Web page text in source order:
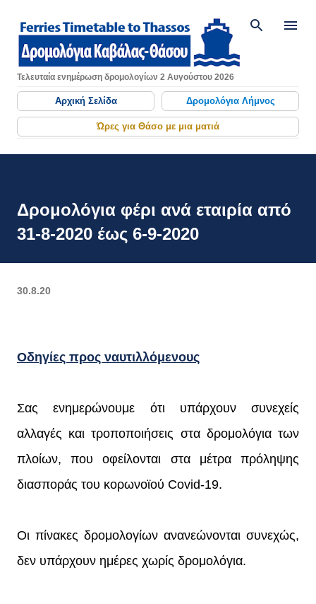
Μετάβαση στο κύριο
Τελευταία ενημέρωση δρομολογίων 2 Αυγούστου 2026
Αρχική Σελίδα Δρομολόγια Λήμνος
Ώρες για Θάσο με μια ματιά
Δρομολόγια φέρι ανά εταιρία από
31-8-2020 έως 6-9-2020
30.8.20
Οδηγίες προς ναυτιλλόμενους
Σας ενημερώνουμε ότι υπάρχουν συνεχείς
αλλαγές και τροποποιήσεις στα δρομολόγια των
πλοίων, που οφείλονται στα μέτρα πρόληψης
διασποράς του κορωνοϊού Covid-19.
Οι πίνακες δρομολογίων ανανεώνονται συνεχώς,
δεν υπάρχουν ημέρες χωρίς δρομολόγια.